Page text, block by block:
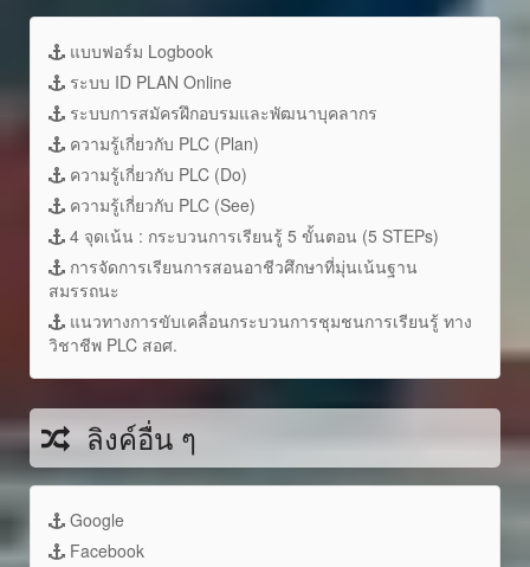
แบบฟอร์ม Logbook
ระบบ ID PLAN Online
ระบบการสมัครฝึกอบรมและพัฒนาบุคลากร
ความรู้เกี่ยวกับ PLC (Plan)
ความรู้เกี่ยวกับ PLC (Do)
ความรู้เกี่ยวกับ PLC (See)
4 จุดเน้น : กระบวนการเรียนรู้ 5 ขั้นตอน (5 STEPs)
การจัดการเรียนการสอนอาชีวศึกษาที่มุ่นเน้นฐาน
สมรรถนะ
แนวทางการขับเคลื่อนกระบวนการชุมชนการเรียนรู้ ทาง
วิชาชีพ PLC สอศ.
ลิงค์อื่น ๆ
Google
Facebook